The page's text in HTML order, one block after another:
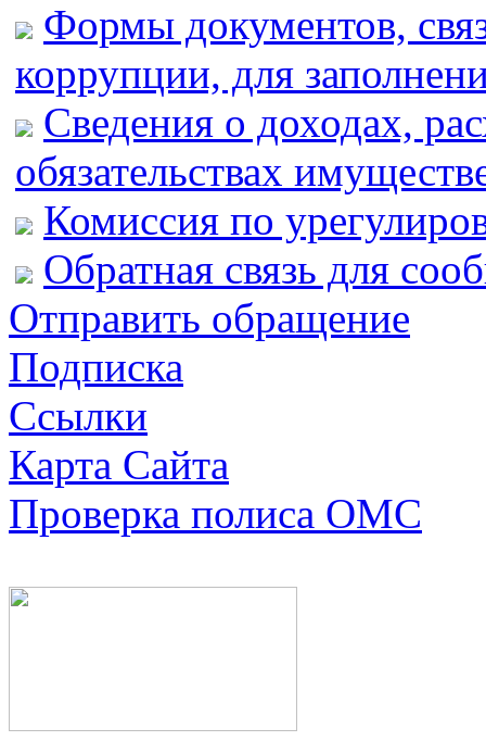
Формы документов,
коррупции, для
Сведения о доходах,
обязательствах
Комиссия по
Обратная связь для
Отправить обращение
Подписка
Ссылки
Карта Сайта
Проверка полиса ОМС